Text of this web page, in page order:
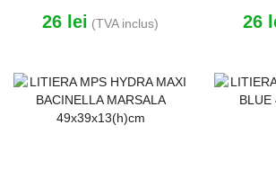
49x39x13(h)cm
26 lei (TVA inclus) 26